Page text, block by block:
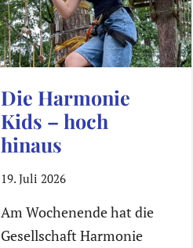
Die Harmonie
Kids – hoch
hinaus
19. Juli 2026
Am Wochenende hat die
Gesellschaft Harmonie